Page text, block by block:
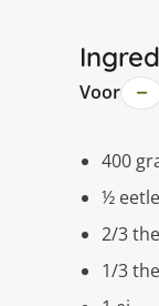
Voor −
400
½
2/3
1/3